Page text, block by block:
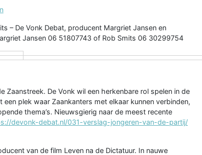
– De Vonk Debat, producent Margriet Jansen en
Jansen 06 51807743 of Rob Smits 06 30299754
Zaanstreek. De Vonk wil een herkenbare rol spelen in de
plek waar Zaankanters met elkaar kunnen verbinden,
thema’s. Nieuwsgierig naar de meest recente
devonk-debat.nl/031-verslag-jongeren-van-de-partij/
van de film Leven na de Dictatuur. In nauwe